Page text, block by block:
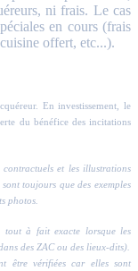
ni frais. Le cas
en cours (frais
offert, etc...).
En investissement, le
du bénéfice des incitations
contractuels et les illustrations
toujours que des exemples
photos.
tout à fait exacte lorsque les
des ZAC ou des lieux-dits).
être vérifiées car elles sont